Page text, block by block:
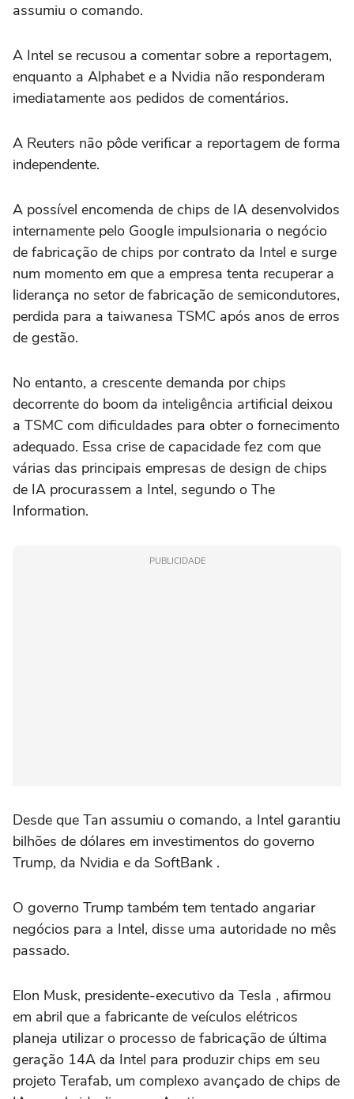
assumiu o comando.
A Intel se recusou a comentar sobre a reportagem,
enquanto a Alphabet e a Nvidia não responderam
imediatamente aos pedidos de comentários.
A Reuters não pôde verificar a reportagem de forma
independente.
A possível encomenda de chips de IA desenvolvidos
internamente ‌pelo Google impulsionaria o negócio
de fabricação de chips por contrato da ‌Intel e surge
num ⁠momento em que ⁠a empresa tenta recuperar a
liderança no setor de fabricação de semicondutores,
perdida para ⁠a taiwanesa TSMC após anos de ‌erros
de gestão.
No entanto, ‌a crescente demanda por chips
decorrente do boom da inteligência artificial deixou
a TSMC com dificuldades para obter o fornecimento
adequado. Essa crise de capacidade fez com que
várias das principais empresas de ⁠design de chips
de IA procurassem a Intel, segundo o The
Information.
PUBLICIDADE
Desde que Tan assumiu o comando, a Intel garantiu
bilhões de dólares em investimentos do governo
Trump, da Nvidia e da SoftBank .
O governo Trump também tem tentado angariar
negócios para ‌a Intel, disse uma autoridade no mês
passado.
Elon Musk, presidente-executivo da Tesla , afirmou
em abril que a fabricante de veículos elétricos
planeja utilizar ⁠o processo de fabricação de última
geração 14A da Intel para produzir chips em seu
projeto Terafab, um complexo avançado de chips de